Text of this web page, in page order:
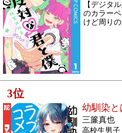
【デジタ
のカラー
けど周り
3位
幼馴染と
三簾真也
高校生男